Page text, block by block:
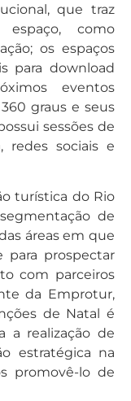
que traz
como
os espaços
para download
eventos
graus e seus
sessões de
redes sociais e
turística do Rio
de
áreas em que
prospectar
com parceiros
da Emprotur,
de Natal é
a realização de
estratégica na
promovê-lo de